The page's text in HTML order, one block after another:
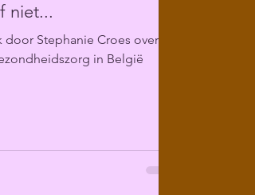
niet...
door Stephanie Croes over
in België